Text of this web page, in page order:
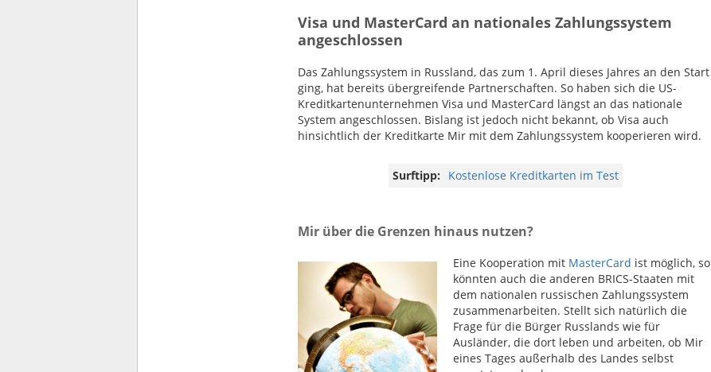
Visa und MasterCard an nationales Zahlungssystem
angeschlossen
Das Zahlungssystem in Russland, das zum 1. April dieses Jahres an den Start
ging, hat bereits übergreifende Partnerschaften. So haben sich die US-
Kreditkartenunternehmen Visa und MasterCard längst an das nationale
System angeschlossen. Bislang ist jedoch nicht bekannt, ob Visa auch
hinsichtlich der Kreditkarte Mir mit dem Zahlungssystem kooperieren wird.
Surftipp: Kostenlose Kreditkarten im Test
Mir über die Grenzen hinaus nutzen?
Eine Kooperation mit MasterCard ist möglich, so
könnten auch die anderen BRICS-Staaten mit
dem nationalen russischen Zahlungssystem
zusammenarbeiten. Stellt sich natürlich die
Frage für die Bürger Russlands wie für
Ausländer, die dort leben und arbeiten, ob Mir
eines Tages außerhalb des Landes selbst